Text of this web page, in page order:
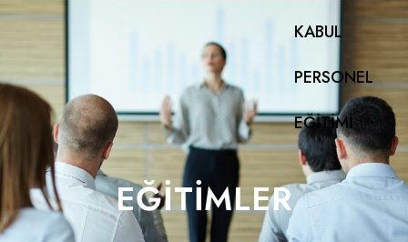
KABUL
PERSONEL
EĞITIMI
EĞITIMLER